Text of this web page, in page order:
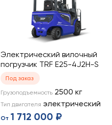
Электрический вилочный
погрузчик TRF E25-4J2H-S
Под заказ
Грузоподъемность 2500 кг
Тип двигателя электрический
От 1 712 000 ₽